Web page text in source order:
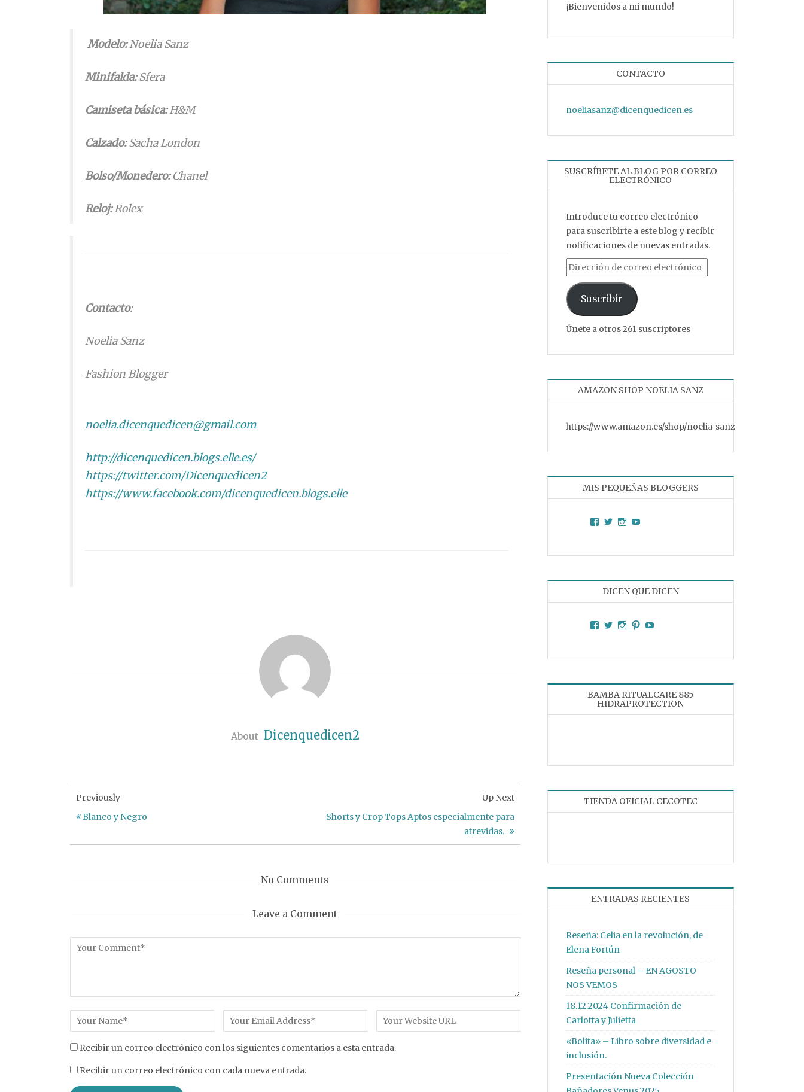
Modelo:Noelia Sanz
Minifalda:Sfera
Camiseta básica:H&M
Calzado:Sacha London
Bolso/Monedero:Chanel
Reloj:Rolex
Contacto:
Noelia Sanz
Fashion Blogger
noelia.dicenquedicen@gmail.com
http://dicenquedicen.blogs.elle.es/
https://twitter.com/Dicenquedicen2
https://www.facebook.com/dicenquedicen.blogs.elle
About Dicenquedicen2
Up Next
Shorts y Crop Tops Aptos especialmente para
atrevidas.
Previously
Blanco y Negro
No Comments
Leave a Comment
Recibir un correo electrónico con los siguientes comentarios a esta entrada.
Recibir un correo electrónico con cada nueva entrada.
¡Bienvenidos a mi mundo!
CONTACTO
noeliasanz@dicenquedicen.es
SUSCRÍBETE AL BLOG POR CORREO
ELECTRÓNICO
Introduce tu correo electrónico
para suscribirte a este blog y recibir
notificaciones de nuevas entradas.
Dirección de correo electrónico
Suscribir
Únete a otros 261 suscriptores
AMAZON SHOP NOELIA SANZ
https://www.amazon.es/shop/noelia_sanz
MIS PEQUEÑAS BLOGGERS
Facebook
TwitterInstagram
YouTube
DICEN QUE DICEN
Facebook
TwitterInstagram
PinterestYouTube
BAMBA RITUALCARE 885
HIDRAPROTECTION
TIENDA OFICIAL CECOTEC
ENTRADAS RECIENTES
Reseña: Celia en la revolución, de
Elena Fortún
Reseña personal – EN AGOSTO
NOS VEMOS
18.12.2024 Confirmación de
Carlotta y Julietta
«Bolita» – Libro sobre diversidad e
inclusión.
Presentación Nueva Colección